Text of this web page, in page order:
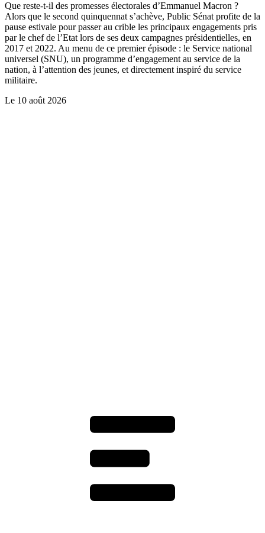
Que reste-t-il des promesses électorales d’Emmanuel Macron ?
Alors que le second quinquennat s’achève, Public Sénat profite de la
pause estivale pour passer au crible les principaux engagements pris
par le chef de l’Etat lors de ses deux campagnes présidentielles, en
2017 et 2022. Au menu de ce premier épisode : le Service national
universel (SNU), un programme d’engagement au service de la
nation, à l’attention des jeunes, et directement inspiré du service
militaire.
Le 10 août 2026